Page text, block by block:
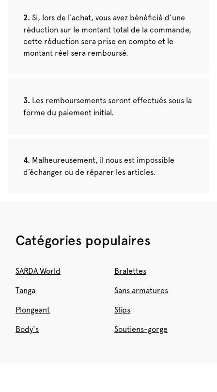
Si, lors de l’achat, vous avez bénéficié d’une
réduction sur le montant total de la commande,
cette réduction sera prise en compte et le
montant réel sera remboursé.
Les remboursements seront effectués sous la
forme du paiement initial.
Malheureusement, il nous est impossible
d’échanger ou de réparer les articles.
Catégories populaires
SARDA World Bralettes
Tanga Sans armatures
Plongeant Slips
Body's Soutiens-gorge